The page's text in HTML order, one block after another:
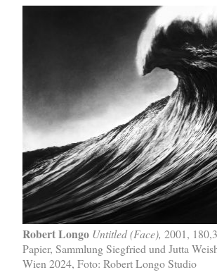
Robert Longo Untitled (Face), 2001,
Papier, Sammlung Siegfried und Jutta
Wien 2024, Foto: Robert Longo Studio